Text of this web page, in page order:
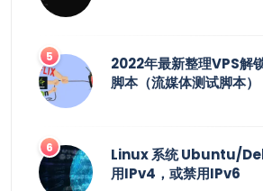
2022年最新整理VPS解
脚本（流媒体测试脚本）
Linux 系统 Ubuntu/
用IPv4，或禁用IPv6